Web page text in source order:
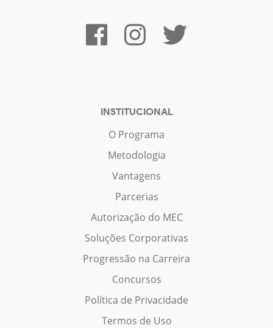
INSTITUCIONAL
O Programa
Metodologia
Vantagens
Parcerias
Autorização do MEC
Soluções Corporativas
Progressão na Carreira
Concursos
Política de Privacidade
Termos de Uso